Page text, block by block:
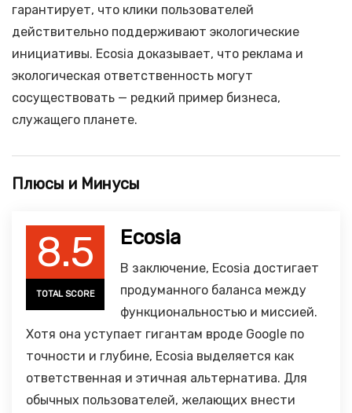
гарантирует, что клики пользователей
действительно поддерживают экологические
инициативы. Ecosia доказывает, что реклама и
экологическая ответственность могут
сосуществовать — редкий пример бизнеса,
служащего планете.
Плюсы и Минусы
8.5
TOTAL SCORE
Ecosia
В заключение, Ecosia достигает
продуманного баланса между
функциональностью и миссией.
Хотя она уступает гигантам вроде Google по
точности и глубине, Ecosia выделяется как
ответственная и этичная альтернатива. Для
обычных пользователей, желающих внести